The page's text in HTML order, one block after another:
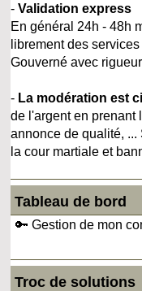
-Validation express
En général 24h - 48h
librement des
Gouverné avec
- La modération est
de l'argent en prenant
annonce de qualité,
la cour martiale et
Tableau de bord
🔑 Gestion de mon
Troc de solutions